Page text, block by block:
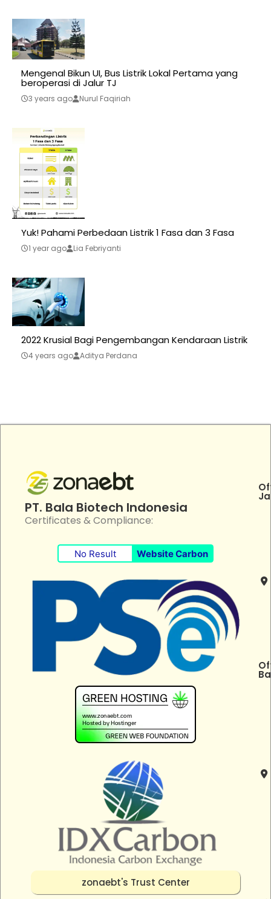
Mengenal Bikun UI, Bus Listrik Lokal Pertama yang
beroperasi di Jalur TJ
3 years ago Nurul Faqiriah
Yuk! Pahami Perbedaan Listrik 1 Fasa dan 3 Fasa
1 year ago Lia Febriyanti
2022 Krusial Bagi Pengembangan Kendaraan Listrik
4 years ago Aditya Perdana
PT. Bala Biotech Indonesia
Certificates & Compliance:
No Result Website Carbon
zonaebt's Trust Center